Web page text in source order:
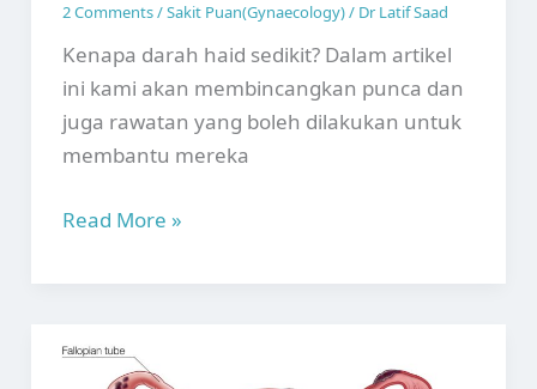
2 Comments/Sakit Puan(Gynaecology)/ Dr Latif Saad
Kenapa darah haid sedikit? Dalam artikel
ini kami akan membincangkan punca dan
juga rawatan yang boleh dilakukan untuk
membantu mereka
Darah
Sedikit:
Simptom
Read More »